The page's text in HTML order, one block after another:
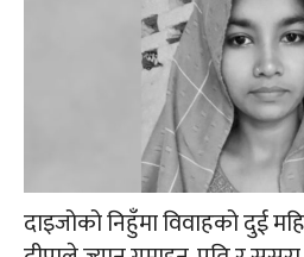
दाइजोको निहुँमा विवाहको दुई